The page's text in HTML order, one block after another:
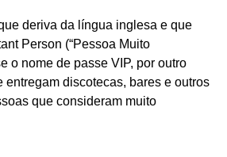
deriva da língua inglesa e que
Person (“Pessoa Muito
o nome de passe VIP, por outro
entregam discotecas, bares e outros
que consideram muito